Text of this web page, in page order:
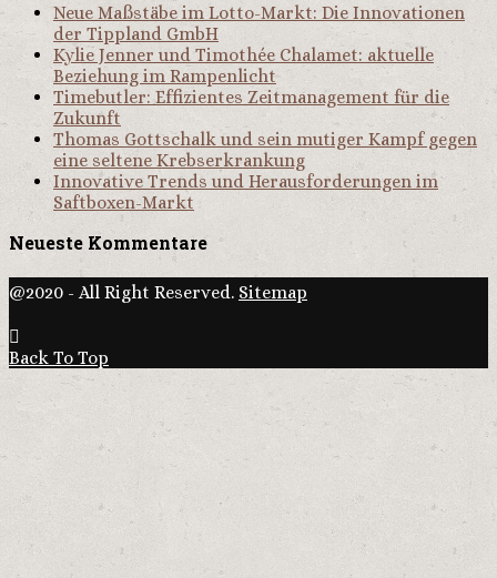
Neue Maßstäbe im Lotto-Markt: Die Innovationen
der Tippland GmbH
Kylie Jenner und Timothée Chalamet: aktuelle
Beziehung im Rampenlicht
Timebutler: Effizientes Zeitmanagement für die
Zukunft
Thomas Gottschalk und sein mutiger Kampf gegen
eine seltene Krebserkrankung
Innovative Trends und Herausforderungen im
Saftboxen-Markt
Neueste Kommentare
@2020 - All Right Reserved. Sitemap
Back To Top